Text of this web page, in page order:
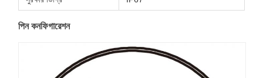
পিন কনফিগারেশন